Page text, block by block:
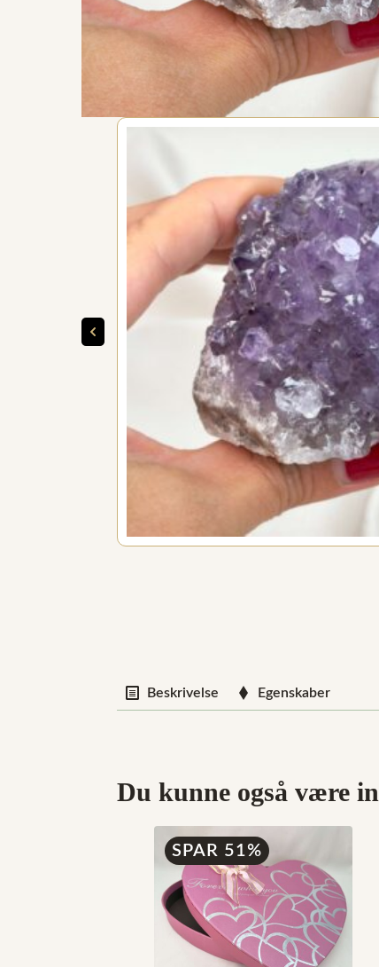
Beskrivelse Egenskaber
Du kunne også være
SPAR 51%